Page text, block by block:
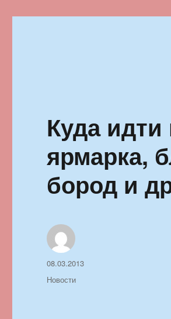
Куда
ярмарка,
бород и
Автор
Опубликовано
08.03.2013
Рубрики
Новости